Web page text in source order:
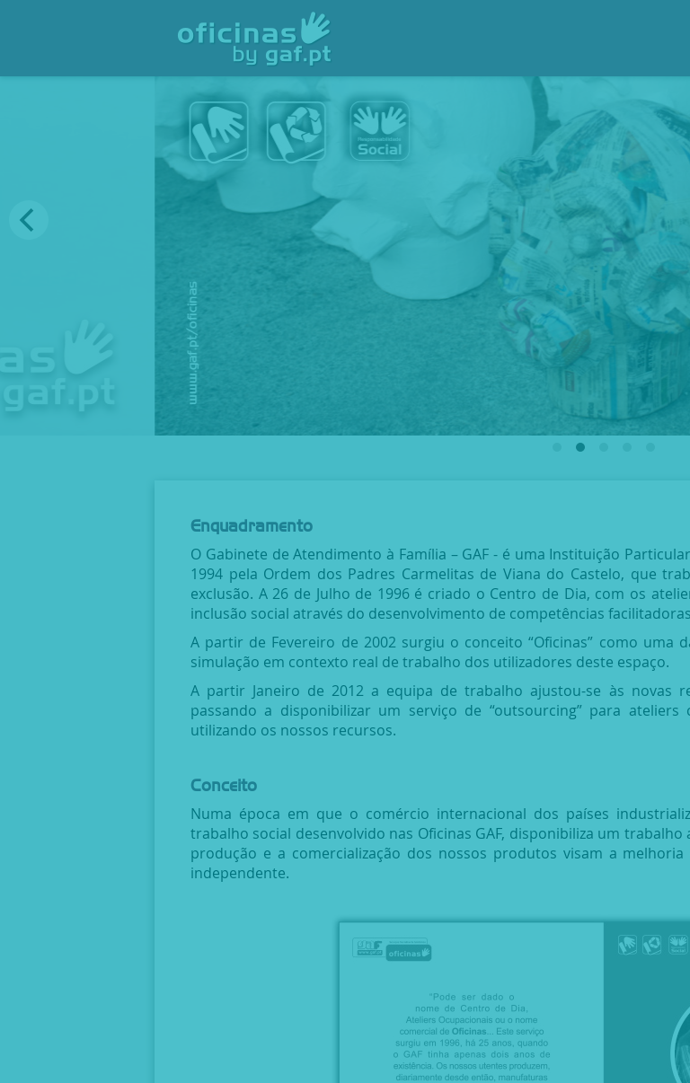
Enquadramento
O Gabinete de Atendimento à Família – GAF - é uma Instituição
1994 pela Ordem dos Padres Carmelitas de Viana do Castelo, que
exclusão. A 26 de Julho de 1996 é criado o Centro de Dia, com os
inclusão social através do desenvolvimento de competências
A partir de Fevereiro de 2002 surgiu o conceito “Oficinas” como uma
simulação em contexto real de trabalho dos utilizadores deste espaço.
A partir Janeiro de 2012 a equipa de trabalho ajustou-se às novas
passando a disponibilizar um serviço de “outsourcing” para
utilizando os nossos recursos.
Conceito
Numa época em que o comércio internacional dos países
trabalho social desenvolvido nas Oficinas GAF, disponibiliza um
produção e a comercialização dos nossos produtos visam a
independente.